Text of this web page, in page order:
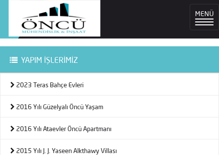
MENÜ
YAPIM İŞLERİMİZ
2023 Teras Bahçe Evleri
2016 Yılı Güzelyalı Öncü Yaşam
2016 Yılı Ataevler Öncü Apartmanı
2015 Yılı J. J. Yaseen Alkthawy Villası